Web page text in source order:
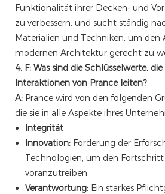
Funktionalität ihrer Decken- und
zu verbessern, und sucht ständig
Materialien und Techniken, um den
modernen Architektur gerecht zu
4. F: Was sind die Schlüsselwerte,
Interaktionen von Prance leiten?
A: Prance wird von den folgenden
die sie in alle Aspekte ihres
Integrität
Innovation: Förderung der
Technologien, um den
voranzutreiben.
Verantwortung: Ein starkes